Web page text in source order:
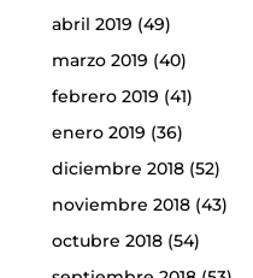
abril 2019 (49)
marzo 2019 (40)
febrero 2019 (41)
enero 2019 (36)
diciembre 2018(52)
noviembre 2018(43)
octubre 2018(54)